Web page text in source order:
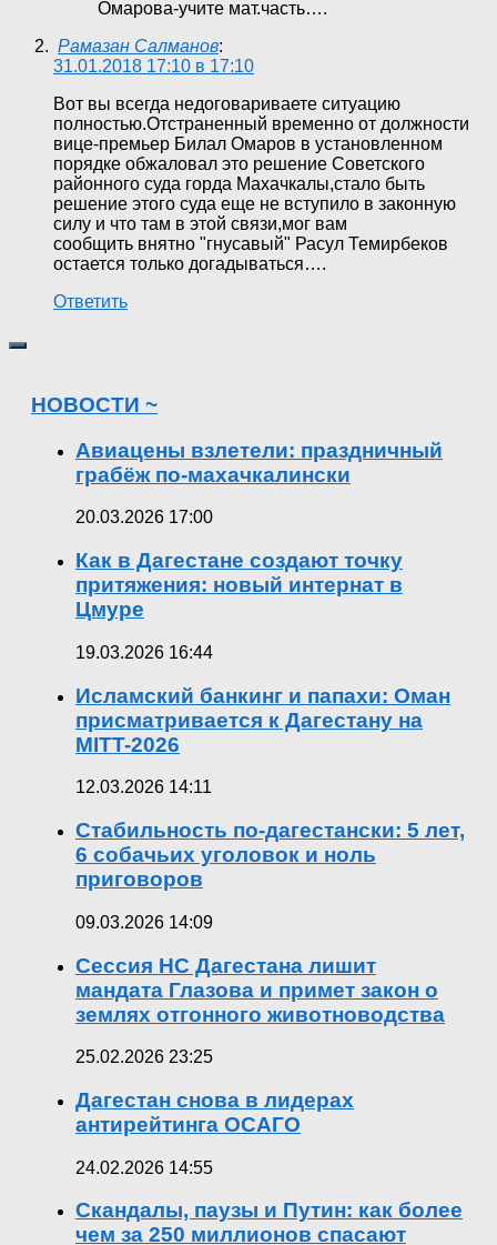
Омарова-учите мат.часть….
Рамазан Салманов:
31.01.2018 17:10 в 17:10
Вот вы всегда недоговариваете ситуацию
полностью.Отстраненный временно от должности
вице-премьер Билал Омаров в установленном
порядке обжаловал это решение Советского
районного суда горда Махачкалы,стало быть
решение этого суда еще не вступило в законную
силу и что там в этой связи,мог вам
сообщить внятно "гнусавый" Расул Темирбеков
остается только догадываться….
Ответить
НОВОСТИ ~
Авиацены взлетели: праздничный
грабёж по-махачкалински
20.03.2026 17:00
Как в Дагестане создают точку
притяжения: новый интернат в
Цмуре
19.03.2026 16:44
Исламский банкинг и папахи: Оман
присматривается к Дагестану на
MITT-2026
12.03.2026 14:11
Стабильность по-дагестански: 5 лет,
6 собачьих уголовок и ноль
приговоров
09.03.2026 14:09
Сессия НС Дагестана лишит
мандата Глазова и примет закон о
землях отгонного животноводства
25.02.2026 23:25
Дагестан снова в лидерах
антирейтинга ОСАГО
24.02.2026 14:55
Скандалы, паузы и Путин: как более
чем за 250 миллионов спасают